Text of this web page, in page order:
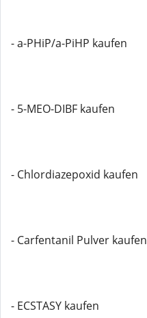
- a-PHiP/a-PiHP kaufen
- 5-MEO-DIBF kaufen
- Chlordiazepoxid kaufen
- Carfentanil Pulver kaufen
- ECSTASY kaufen